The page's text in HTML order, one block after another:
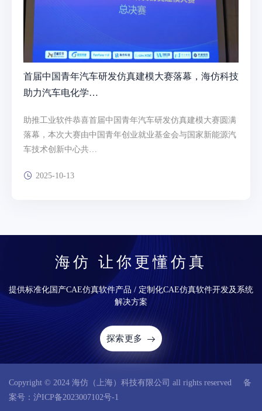
首届中国青年汽车研发仿真建模大赛落幕，海仿科技
助力汽车电化学…
助推工业软件恭喜首届中国青年汽车研发仿真建模大赛圆满
落幕，本次大赛由中国青年创业就业基金会与国家新能源汽
车技术创新中心共…
2025-10-13
海仿 让你更懂仿真
提供标准化国产CAE仿真软件产品 / 定制化CAE仿真软件开发及系统
解决方案
探索更多
Copyright © 2024 海仿（上海）科技有限公司 all rights reserved 备
案号：沪ICP备2023007102号-1